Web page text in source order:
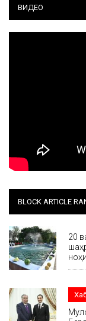
ВИДЕО
BLOCK ARTICLE
20